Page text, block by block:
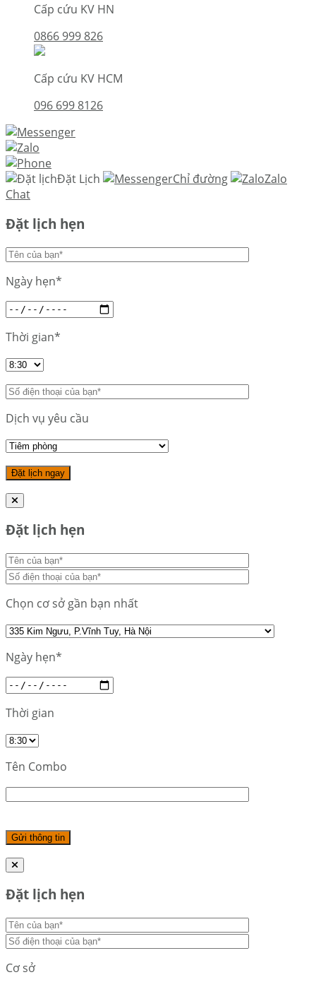
Cấp cứu KV HN
0866 999 826
Cấp cứu KV HCM
096 699 8126
Đặt Lịch Chỉ đường
Zalo
Chat
Đặt lịch hẹn
Ngày hẹn*
Thời gian*
Dịch vụ yêu cầu
Đặt lịch hẹn
Chọn cơ sở gần bạn nhất
Ngày hẹn*
Thời gian
Tên Combo
Đặt lịch hẹn
Cơ sở